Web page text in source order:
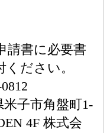
書に必要書
ださい。
角盤町1-
4F 株式会